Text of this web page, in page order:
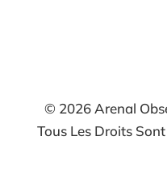
© 2026 Arenal
Tous Les Droits